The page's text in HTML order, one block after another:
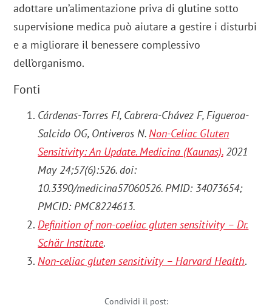
adottare un’alimentazione priva di glutine sotto
supervisione medica può aiutare a gestire i disturbi
e a migliorare il benessere complessivo
dell’organismo.
Fonti
Cárdenas-Torres FI, Cabrera-Chávez F, Figueroa-
Salcido OG, Ontiveros N.Non-Celiac Gluten
Sensitivity: An Update. Medicina (Kaunas).2021
May 24;57(6):526. doi:
10.3390/medicina57060526. PMID: 34073654;
PMCID: PMC8224613.
Definition of non-coeliac gluten sensitivity – Dr.
Schär Institute.
Non-celiac gluten sensitivity – Harvard Health.
Condividi il post: